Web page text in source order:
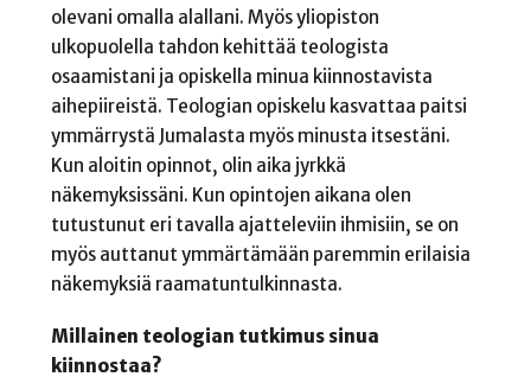
olevani omalla alallani. Myös yliopiston
ulkopuolella tahdon kehittää teologista
osaamistani ja opiskella minua kiinnostavista
aihepiireistä. Teologian opiskelu kasvattaa paitsi
ymmärrystä Jumalasta myös minusta itsestäni.
Kun aloitin opinnot, olin aika jyrkkä
näkemyksissäni. Kun opintojen aikana olen
tutustunut eri tavalla ajatteleviin ihmisiin, se on
myös auttanut ymmärtämään paremmin erilaisia
näkemyksiä raamatuntulkinnasta.
Millainen teologian tutkimus sinua
kiinnostaa?